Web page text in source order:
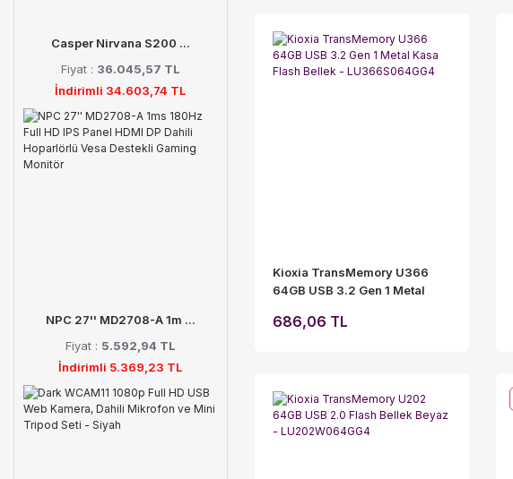
Casper Nirvana S200 ...
Fiyat : 36.045,57 TL
İndirimli 34.603,74 TL
NPC 27'' MD2708-A 1m ...
Fiyat : 5.592,94 TL
İndirimli 5.369,23 TL
Kioxia TransMemory U366
64GB USB 3.2 Gen 1 Metal
LU366S064GG4
686,06 TL